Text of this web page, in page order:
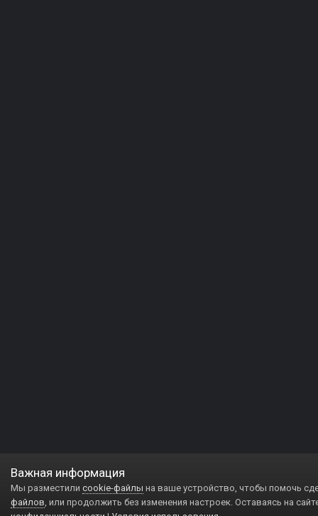
Важная информация
Мы разместили cookie-файлы на ваше устройство, чтобы помочь
файлов, или продолжить без изменения настроек. Оставаясь на